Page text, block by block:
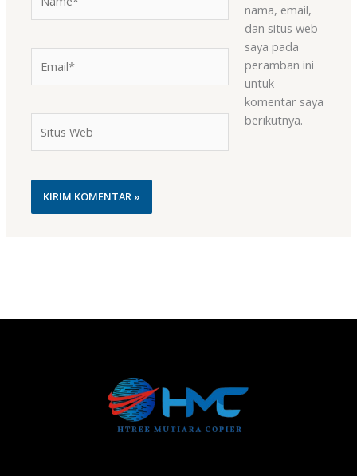
Web
nama, email,
dan situs web
saya pada
peramban ini
untuk
komentar saya
berikutnya.